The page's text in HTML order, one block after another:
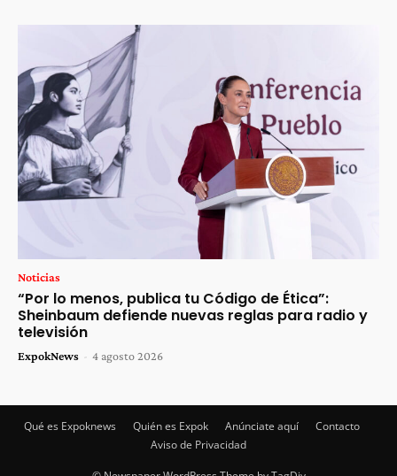
Noticias
“Por lo menos, publica tu Código de Ética”:
Sheinbaum defiende nuevas reglas para radio y
televisión
ExpokNews - 4 agosto 2026
Qué es Expoknews Quién es Expok Anúnciate aquí
Contacto
Aviso de Privacidad